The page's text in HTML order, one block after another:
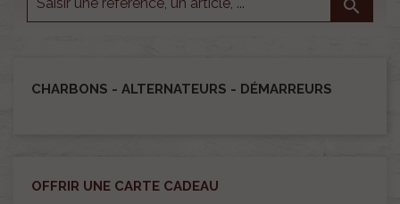

CHARBONS - ALTERNATEURS - DÉMARREURS
OFFRIR UNE CARTE CADEAU